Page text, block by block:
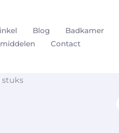
Blog Badkamer
Contact
stuks